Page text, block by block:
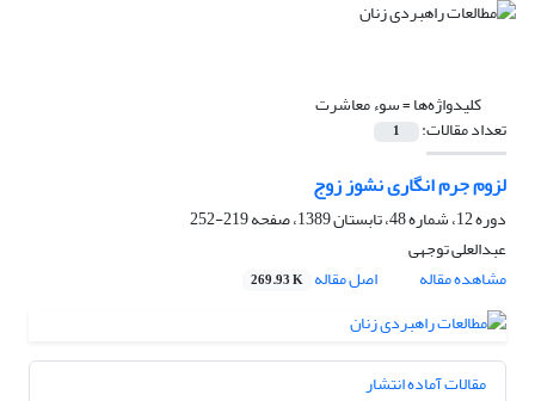
کلیدواژه‌ها =سوء معاشرت
تعداد مقالات: 1
لزوم جرم انگاری نشوز زوج
دوره 12، شماره 48، تابستان 1389، صفحه
219-252
عبدالعلی توجهی
مشاهده مقاله
اصل مقاله 269.93 K
مقالات آماده انتشار